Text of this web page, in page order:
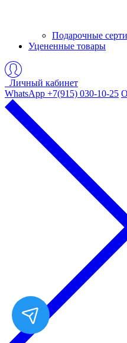
Подарочные
Уцененные товары
Личный кабинет
WhatsApp +7(915) 030-10-25